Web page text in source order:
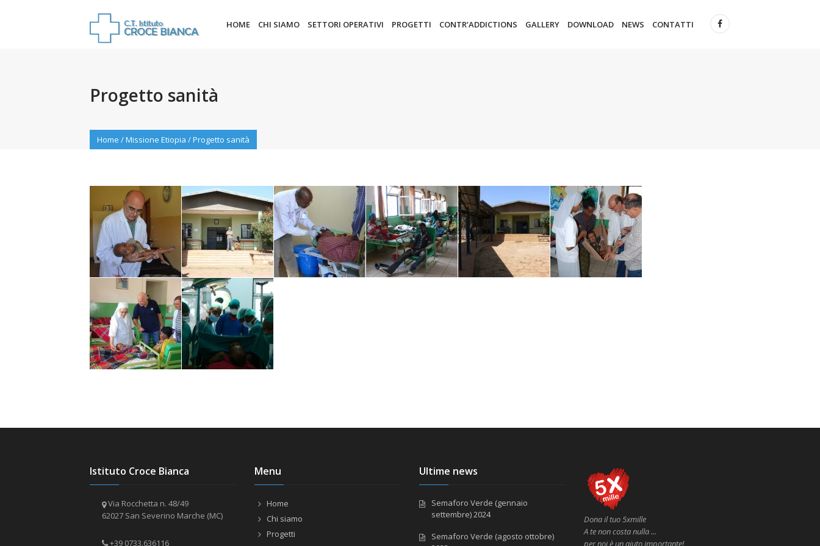
HOME CHI SIAMO SETTORI OPERATIVI PROGETTI CONTR’ADDICTIONS GALLERY DOWNLOAD NEWS CONTATTI
Progetto sanità
Home /Missione Etiopia /Progetto sanità
Istituto Croce Bianca
Via Rocchetta n. 48/49
62027 San Severino Marche (MC)
+39 0733.636116
Menu
Home
Chi siamo
Progetti
Ultime news
Semaforo Verde (gennaio
settembre) 2024
Semaforo Verde (agosto ottobre)
Dona il tuo 5xmille
A te non costa nulla ...
per noi è un aiuto importante!